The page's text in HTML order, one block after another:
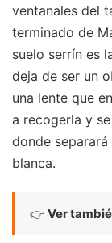
ventanales del
terminado de
suelo serrín es
deja de ser un
una lente que
a recogerla y
donde
blanca.
👉 Ver